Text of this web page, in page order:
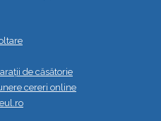
de căsătorie
cereri online